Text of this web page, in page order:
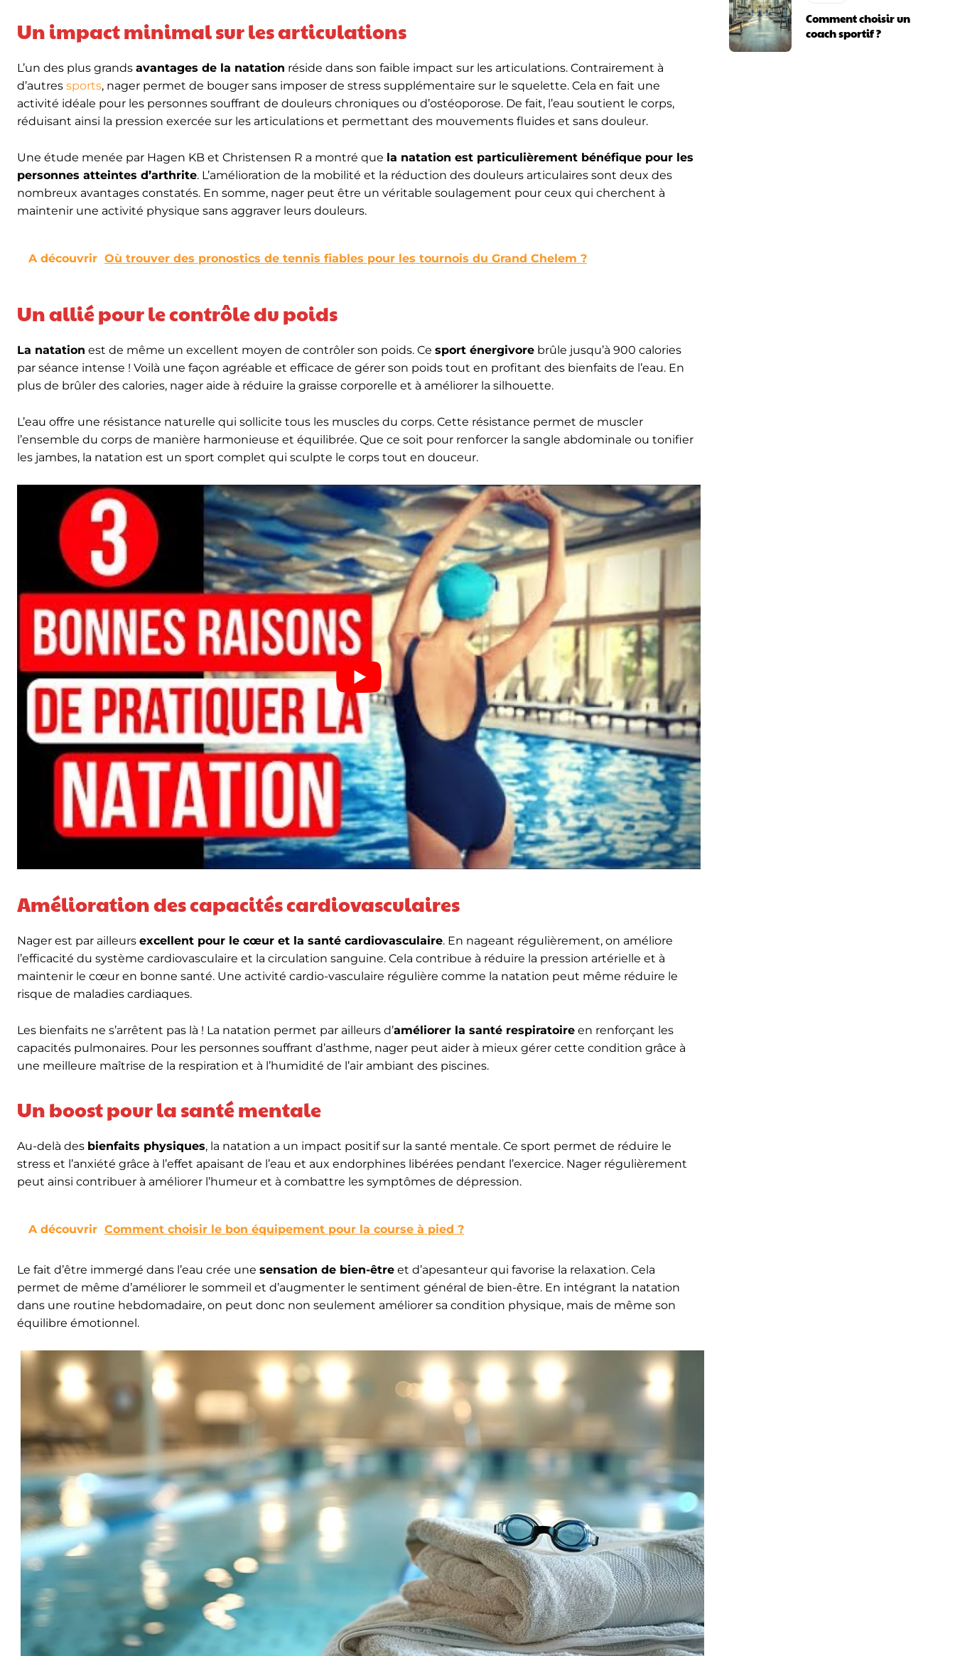
Un impact minimal sur les articulations
L’un des plus grands avantages de la natation réside dans son faible impact sur les articulations. Contrairement à
d’autres sports, nager permet de bouger sans imposer de stress supplémentaire sur le squelette. Cela en fait une
activité idéale pour les personnes souffrant de douleurs chroniques ou d’ostéoporose. De fait, l’eau soutient le corps,
réduisant ainsi la pression exercée sur les articulations et permettant des mouvements fluides et sans douleur.
Une étude menée par Hagen KB et Christensen R a montré que la natation est particulièrement bénéfique pour les
personnes atteintes d’arthrite. L’amélioration de la mobilité et la réduction des douleurs articulaires sont deux des
nombreux avantages constatés. En somme, nager peut être un véritable soulagement pour ceux qui cherchent à
maintenir une activité physique sans aggraver leurs douleurs.
A découvrir Où trouver des pronostics de tennis fiables pour les tournois du Grand Chelem ?
Un allié pour le contrôle du poids
La natation est de même un excellent moyen de contrôler son poids. Ce sport énergivore brûle jusqu’à 900 calories
par séance intense ! Voilà une façon agréable et efficace de gérer son poids tout en profitant des bienfaits de l’eau. En
plus de brûler des calories, nager aide à réduire la graisse corporelle et à améliorer la silhouette.
L’eau offre une résistance naturelle qui sollicite tous les muscles du corps. Cette résistance permet de muscler
l’ensemble du corps de manière harmonieuse et équilibrée. Que ce soit pour renforcer la sangle abdominale ou tonifier
les jambes, la natation est un sport complet qui sculpte le corps tout en douceur.
Amélioration des capacités cardiovasculaires
Nager est par ailleurs excellent pour le cœur et la santé cardiovasculaire. En nageant régulièrement, on améliore
l’efficacité du système cardiovasculaire et la circulation sanguine. Cela contribue à réduire la pression artérielle et à
maintenir le cœur en bonne santé. Une activité cardio-vasculaire régulière comme la natation peut même réduire le
risque de maladies cardiaques.
Les bienfaits ne s’arrêtent pas là ! La natation permet par ailleurs d’améliorer la santé respiratoire en renforçant les
capacités pulmonaires. Pour les personnes souffrant d’asthme, nager peut aider à mieux gérer cette condition grâce à
une meilleure maîtrise de la respiration et à l’humidité de l’air ambiant des piscines.
Un boost pour la santé mentale
Au-delà des bienfaits physiques, la natation a un impact positif sur la santé mentale. Ce sport permet de réduire le
stress et l’anxiété grâce à l’effet apaisant de l’eau et aux endorphines libérées pendant l’exercice. Nager régulièrement
peut ainsi contribuer à améliorer l’humeur et à combattre les symptômes de dépression.
A découvrir Comment choisir le bon équipement pour la course à pied ?
Le fait d’être immergé dans l’eau crée une sensation de bien-être et d’apesanteur qui favorise la relaxation. Cela
permet de même d’améliorer le sommeil et d’augmenter le sentiment général de bien-être. En intégrant la natation
dans une routine hebdomadaire, on peut donc non seulement améliorer sa condition physique, mais de même son
équilibre émotionnel.
Comment choisir un
coach sportif ?